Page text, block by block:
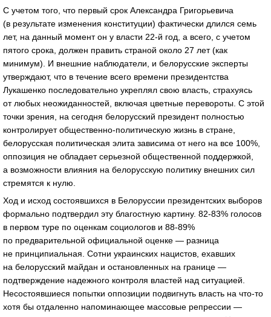
С учетом того, что первый срок Александра Григорьевича
(в результате изменения конституции) фактически длился семь
лет, на данный момент он у власти 22-й год, а всего, с учетом
пятого срока, должен править страной около 27 лет (как
минимум). И внешние наблюдатели, и белорусские эксперты
утверждают, что в течение всего времени президентства
Лукашенко последовательно укреплял свою власть, страхуясь
от любых неожиданностей, включая цветные перевороты. С этой
точки зрения, на сегодня белорусский президент полностью
контролирует общественно-политическую жизнь в стране,
белорусская политическая элита зависима от него на все 100%,
оппозиция не обладает серьезной общественной поддержкой,
а возможности влияния на белорусскую политику внешних сил
стремятся к нулю.
Ход и исход состоявшихся в Белоруссии президентских выборов
формально подтвердил эту благостную картину. 82-83% голосов
в первом туре по оценкам социологов и 88-89%
по предварительной официальной оценке — разница
не принципиальная. Сотни украинских нацистов, ехавших
на белорусский майдан и остановленных на границе —
подтверждение надежного контроля властей над ситуацией.
Несостоявшиеся попытки оппозиции подвигнуть власть на что-то
хотя бы отдаленно напоминающее массовые репрессии —